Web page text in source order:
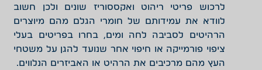
לרכוש פריטי ריהוט ואקססוריז שונים ולכן חשוב
לוודא את עמידותם של חומרי הגלם מהם מיוצרים
הרהיטים לסביבה לחה ומים, בחרו בפריטים בעלי
ציפוי פורמייקה או חיפוי אחר שנועד להגן על משטחי
העץ מהם מרכיבים את הרהיט או האביזרים הנלווים.